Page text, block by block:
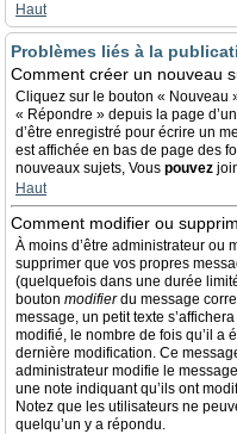
Haut
Problèmes liés à la
Comment créer un nouveau
Cliquez sur le bouton « Nouveau
« Répondre » depuis la page
d’être enregistré pour écrire un
est affichée en bas de page des
nouveaux sujets, Vous pouvez
Haut
Comment modifier ou
À moins d’être administrateur ou
supprimer que vos propres
(quelquefois dans une durée
bouton modifierdu message
message, un petit texte
modifié, le nombre de fois qu’il a
dernière modification. Ce
administrateur modifie le
une note indiquant qu’ils ont
Notez que les utilisateurs ne
quelqu’un y a répondu.